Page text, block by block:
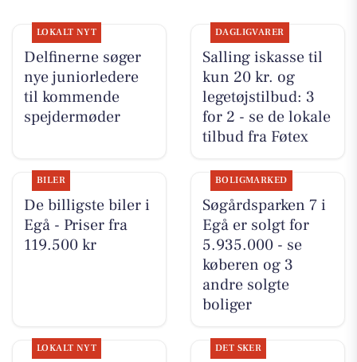
LOKALT NYT
Delfinerne søger
nye juniorledere
til kommende
spejdermøder
DAGLIGVARER
Salling iskasse til
kun 20 kr. og
legetøjstilbud: 3
for 2 - se de lokale
tilbud fra Føtex
BILER
De billigste biler i
Egå - Priser fra
119.500 kr
BOLIGMARKED
Søgårdsparken 7 i
Egå er solgt for
5.935.000 - se
køberen og 3
andre solgte
boliger
LOKALT NYT DET SKER